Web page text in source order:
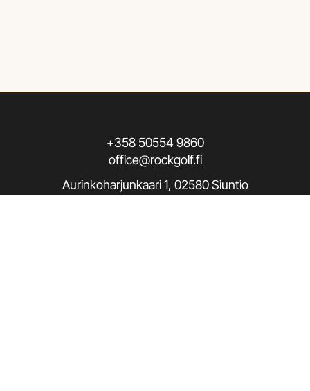
+358 50554 9860
office@rockgolf.fi
Aurinkoharjunkaari 1, 02580 Siuntio